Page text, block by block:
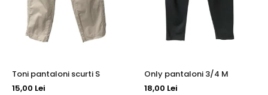
Toni pantaloni scurti S
15,00 Lei
Only pantaloni 3/4 M
18,00 Lei